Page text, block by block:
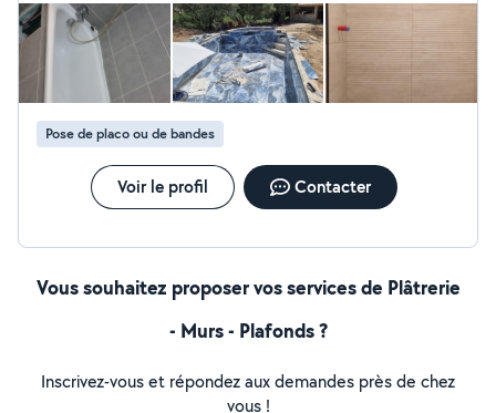
ou toute question !
Pose de placo ou de bandes
Voir le profil Contacter
Vous souhaitez proposer vos services de Plâtrerie
- Murs - Plafonds ?
Inscrivez-vous et répondez aux demandes près de chez
vous !